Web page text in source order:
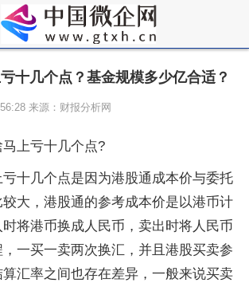
十几个点？基金规模多少亿合适？
来源：财报分析网
上亏十几个点?
十几个点是因为港股通成本价与委托
大，港股通的参考成本价是以港币计
将港币换成人民币，卖出时将人民币
一买一卖两次换汇，并且港股买卖参
汇率之间也存在差异，一般来说买卖